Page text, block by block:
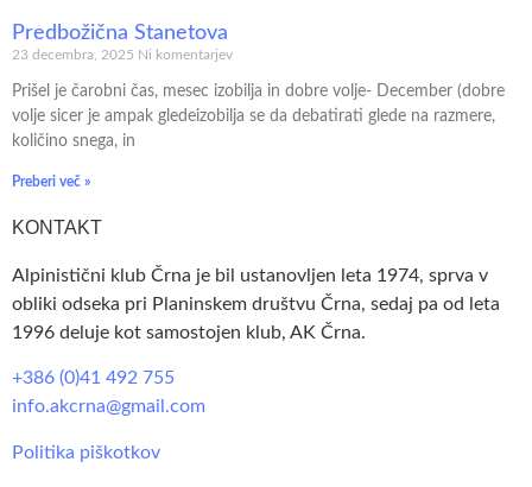
Predbožična Stanetova
23 decembra, 2025 Ni komentarjev
Prišel je čarobni čas, mesec izobilja in dobre volje- December (dobre
volje sicer je ampak gledeizobilja se da debatirati glede na razmere,
količino snega, in
Preberi več »
KONTAKT
Alpinistični klub Črna je bil ustanovljen leta 1974, sprva v
obliki odseka pri Planinskem društvu Črna, sedaj pa od leta
1996 deluje kot samostojen klub, AK Črna.
+386 (0)41 492 755
info.akcrna@gmail.com
Politika piškotkov